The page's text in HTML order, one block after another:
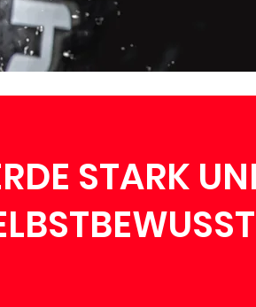
STARK